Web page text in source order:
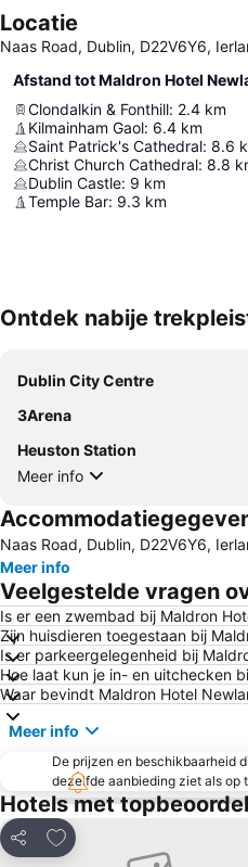
Locatie
Naas Road, Dublin, D22V6Y6,
Afstand tot Maldron Hotel
Clondalkin & Fonthill: 2.4 km
Kilmainham Gaol: 6.4 km
Saint Patrick's Cathedral: 8.6
Christ Church Cathedral: 8.8
Dublin Castle: 9 km
Temple Bar: 9.3 km
Ontdek nabije
Dublin City Centre
3Arena
Heuston Station
Meer info
Naas Road, Dublin, D22V6Y6,
Meer info
Veelgestelde vragen
Is er een zwembad bij Maldron
Zijn huisdieren toegestaan bij
Is er parkeergelegenheid bij
Hoe laat kun je in- en uitchecken
Waar bevindt Maldron Hotel
Meer info
De prijzen en beschikbaarheid
dezelfde aanbieding ziet als op
Hotels met
Delen
Toevoegen aan favorieten